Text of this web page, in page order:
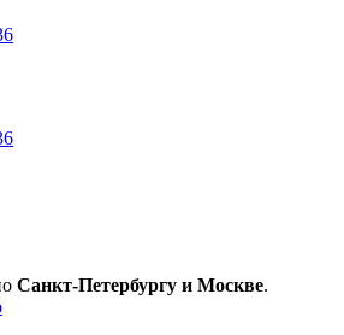
Санкт-Петербургу и Москве.